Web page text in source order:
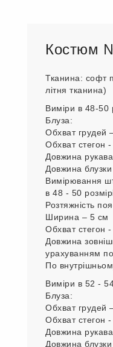
Костюм
Тканина: софт
літня тканина)
Виміри в 48-50
Блуза:
Обхват грудей
Обхват стегон
Довжина
Довжина
Вимірювання
в 48 - 50
Розтяжність
Ширина – 5 см
Обхват стегон
Довжина
урахуванням
По
Виміри в 52 - 54
Блуза:
Обхват грудей
Обхват стегон
Довжина
Довжина